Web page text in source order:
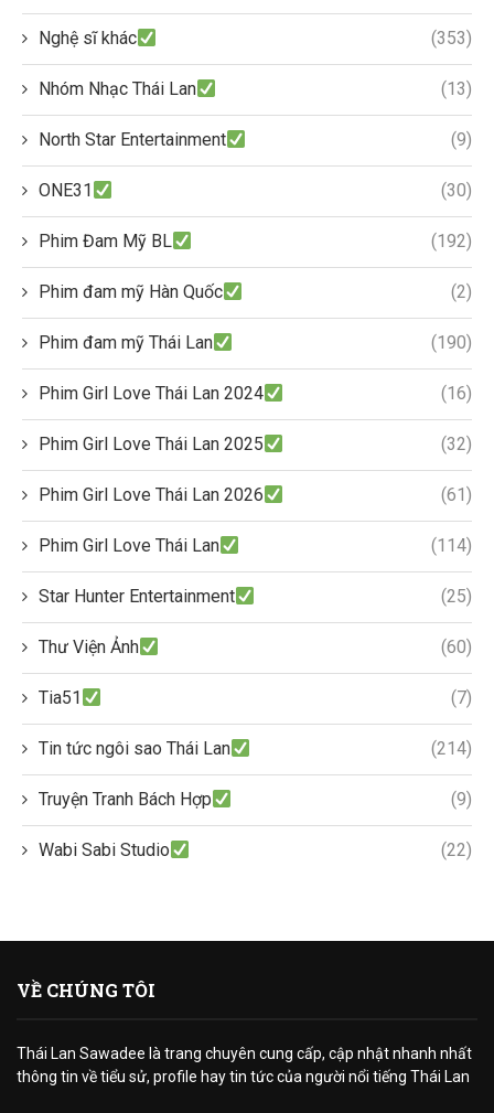
Nghệ sĩ khác (353)
Nhóm Nhạc Thái Lan (13)
North Star Entertainment (9)
ONE31 (30)
Phim Đam Mỹ BL (192)
Phim đam mỹ Hàn Quốc (2)
Phim đam mỹ Thái Lan (190)
Phim Girl Love Thái Lan 2024 (16)
Phim Girl Love Thái Lan 2025 (32)
Phim Girl Love Thái Lan 2026 (61)
Phim Girl Love Thái Lan (114)
Star Hunter Entertainment (25)
Thư Viện Ảnh (60)
Tia51 (7)
Tin tức ngôi sao Thái Lan (214)
Truyện Tranh Bách Hợp (9)
Wabi Sabi Studio (22)
VỀ CHÚNG TÔI
Thái Lan Sawadee là trang chuyên cung cấp, cập nhật nhanh nhất
thông tin về tiểu sử, profile hay tin tức của người nổi tiếng Thái Lan